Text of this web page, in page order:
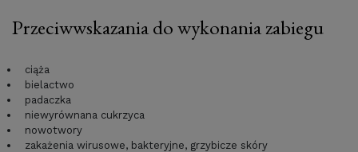
Przeciwwskazania do wykonania zabiegu
ciąża
bielactwo
padaczka
niewyrównana cukrzyca
nowotwory
zakażenia wirusowe, bakteryjne, grzybicze skóry